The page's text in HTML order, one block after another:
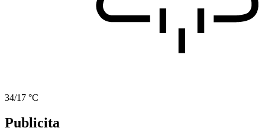
34/17 °C
Publicita